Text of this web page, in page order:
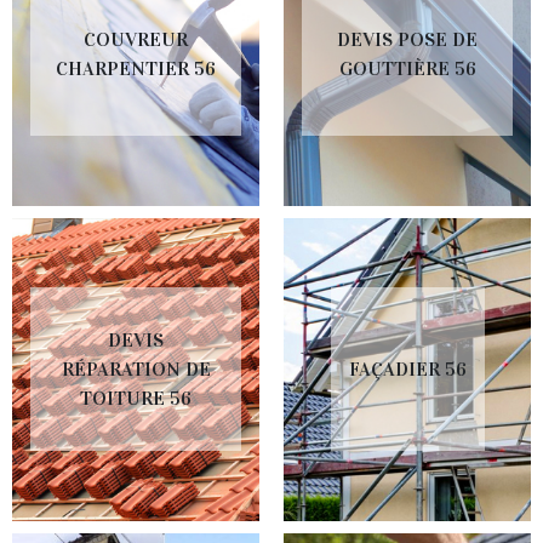
COUVREUR
CHARPENTIER 56
DEVIS POSE DE
GOUTTIÈRE 56
DEVIS
RÉPARATION DE
TOITURE 56
FAÇADIER 56